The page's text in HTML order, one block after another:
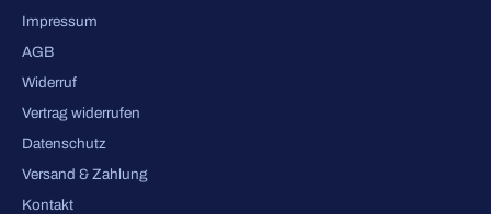
Impressum
AGB
Widerruf
Vertrag widerrufen
Datenschutz
Versand & Zahlung
Kontakt